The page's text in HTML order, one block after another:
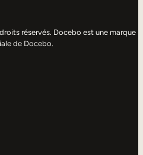
réservés. Docebo est une marque
de Docebo.